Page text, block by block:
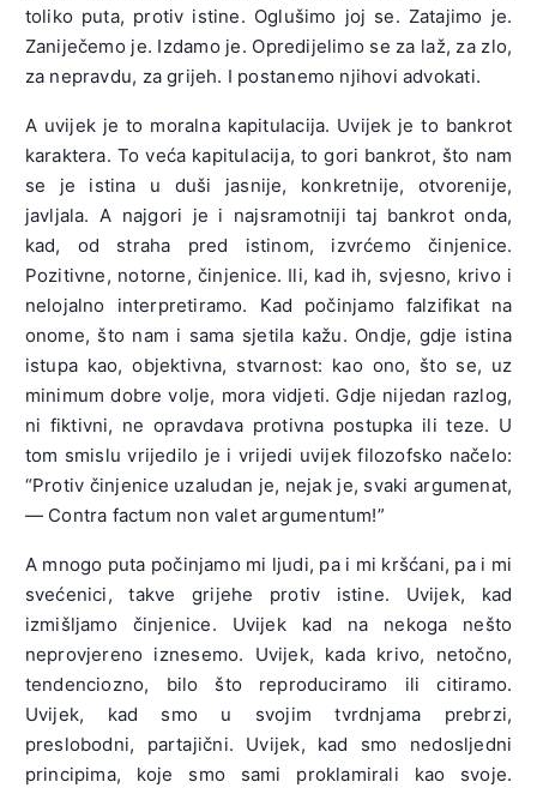
toliko puta, protiv istine. Oglušimo joj se. Zatajimo je.
Zaniječemo je. Izdamo je. Opredijelimo se za laž, za zlo,
za nepravdu, za grijeh. I postanemo njihovi advokati.
A uvijek je to moralna kapitulacija. Uvijek je to bankrot
karaktera. To veća kapitulacija, to gori bankrot, što nam
se je istina u duši jasnije, konkretnije, otvorenije,
javljala. A najgori je i najsramotniji taj bankrot onda,
kad, od straha pred istinom, izvrćemo činjenice.
Pozitivne, notorne, činjenice. Ili, kad ih, svjesno, krivo i
nelojalno interpretiramo. Kad počinjamo falzifikat na
onome, što nam i sama sjetila kažu. Ondje, gdje istina
istupa kao, objektivna, stvarnost: kao ono, što se, uz
minimum dobre volje, mora vidjeti. Gdje nijedan razlog,
ni fiktivni, ne opravdava protivna postupka ili teze. U
tom smislu vrijedilo je i vrijedi uvijek filozofsko načelo:
“Protiv činjenice uzaludan je, nejak je, svaki argumenat,
— Contra factum non valet argumentum!”
A mnogo puta počinjamo mi ljudi, pa i mi kršćani, pa i mi
svećenici, takve grijehe protiv istine. Uvijek, kad
izmišljamo činjenice. Uvijek kad na nekoga nešto
neprovjereno iznesemo. Uvijek, kada krivo, netočno,
tendenciozno, bilo što reproduciramo ili citiramo.
Uvijek, kad smo u svojim tvrdnjama prebrzi,
preslobodni, partajični. Uvijek, kad smo nedosljedni
principima, koje smo sami proklamirali kao svoje.